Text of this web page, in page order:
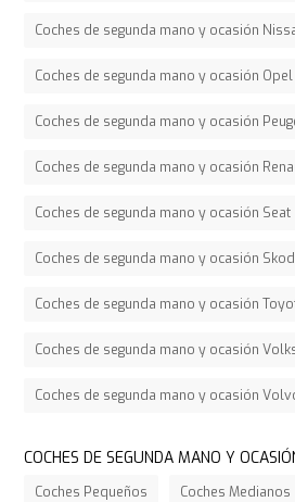
Coches de segunda mano y ocasión
Coches de segunda mano y ocasión Opel
Coches de segunda mano y ocasión
Coches de segunda mano y ocasión
Coches de segunda mano y ocasión Seat
Coches de segunda mano y ocasión
Coches de segunda mano y ocasión
Coches de segunda mano y ocasión
Coches de segunda mano y ocasión
COCHES DE SEGUNDA MANO Y
Coches Pequeños Coches Medianos